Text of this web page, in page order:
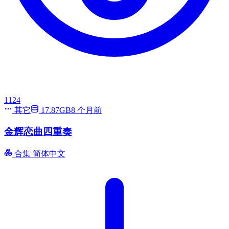
1124
其它
17.87GB8 个月前
金辉恋曲四重奏
合集 简体中文